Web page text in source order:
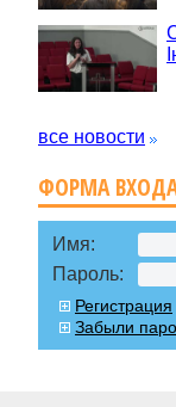
все новости
ФОРМА
Имя:
Пароль:
Регистрация
Забыли